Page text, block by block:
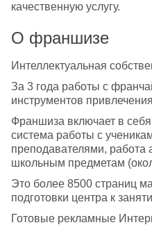
качественную услугу.
О франшизе
Интеллектуальная
За 3 года работы с
инструментов
Франшиза включает в
система работы с
преподавателями, работа
школьным предметам
Это более 8500 страниц
подготовки центра к
Готовые рекламные